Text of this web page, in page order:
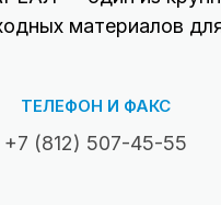
материалов
ТЕЛЕФОН И ФАКС
+7 (812) 507-45-55